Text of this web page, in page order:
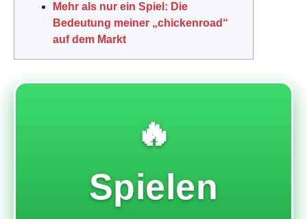
Mehr als nur ein Spiel: Die
Bedeutung meiner „chickenroad“
auf dem Markt
🔥
Spielen